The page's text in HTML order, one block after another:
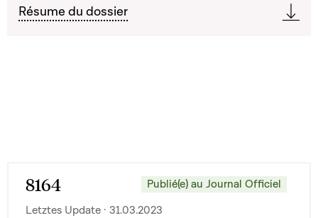
Résume du dossier
8164
Publié(e) au Journal Officiel
Letztes Update · 31.03.2023